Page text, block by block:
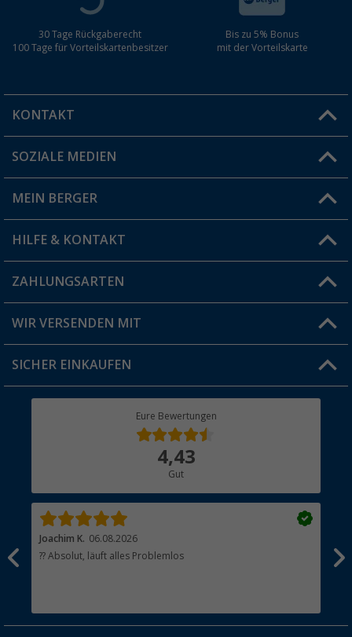
30 Tage Rückgaberecht
100 Tage für Vorteilskartenbesitzer
Bis zu 5% Bonus
mit der Vorteilskarte
KONTAKT
Du hast eine Frage?
Filiale finden
SOZIALE MEDIEN
MEIN BERGER
Vorteilskarte
Blog
Jobs & Karriere
HILFE & KONTAKT
FAQ & Kontakt
Versandinformationen
Rücksendung
ZAHLUNGSARTEN
WIR VERSENDEN MIT
SICHER EINKAUFEN
Eure Bewertungen
4,43
Gut
Joachim K. 06.08.2026
?? Absolut, läuft alles Problemlos